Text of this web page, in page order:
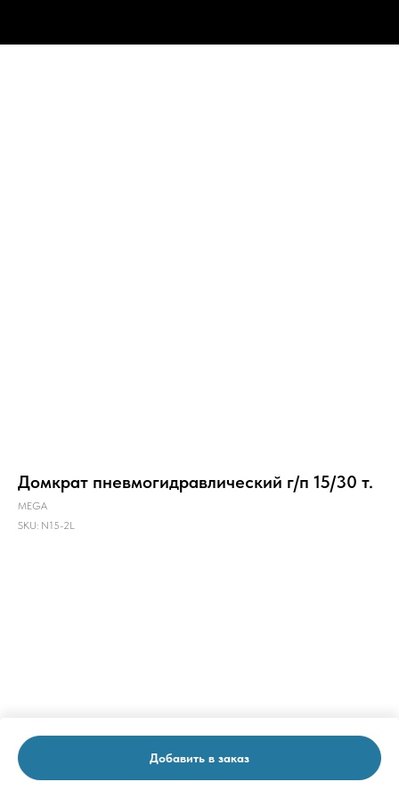
Домкрат пневмогидравлический г/п 15/30 т.
MEGA
SKU: N15-2L
Добавить в заказ